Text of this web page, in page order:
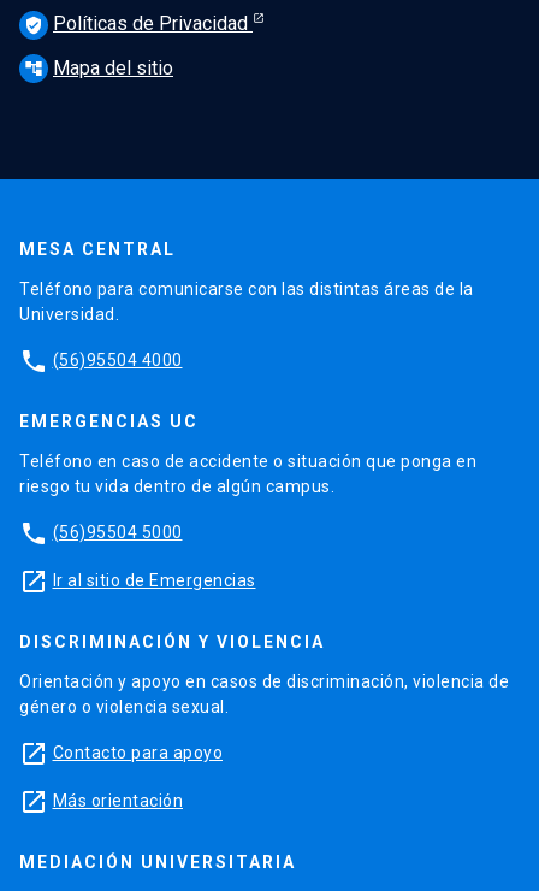
verified_user Políticas de Privacidad
account_tree Mapa del sitio
MESA CENTRAL
Teléfono para comunicarse con las distintas áreas de la
Universidad.
phone (56)95504 4000
EMERGENCIAS UC
Teléfono en caso de accidente o situación que ponga en
riesgo tu vida dentro de algún campus.
phone (56)95504 5000
launch Ir al sitio de Emergencias
DISCRIMINACIÓN Y VIOLENCIA
Orientación y apoyo en casos de discriminación, violencia de
género o violencia sexual.
launch Contacto para apoyo
launch Más orientación
MEDIACIÓN UNIVERSITARIA